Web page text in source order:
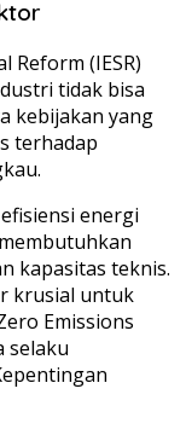
Reform (IESR)
tidak bisa
kebijakan yang
terhadap
energi
kapasitas teknis.
krusial untuk
Emissions
selaku